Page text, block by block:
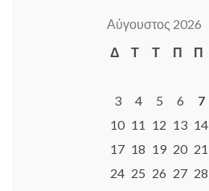
Αύγουστος 2026
Δ
Τ Τ Π Π
3
4 5 6 7
10 11 12 13 14
17 18 19 20 21
24 25 26 27 28